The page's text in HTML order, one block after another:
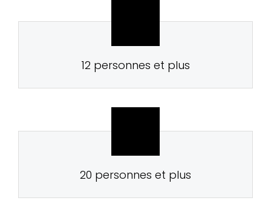
12 personnes et plus
20 personnes et plus